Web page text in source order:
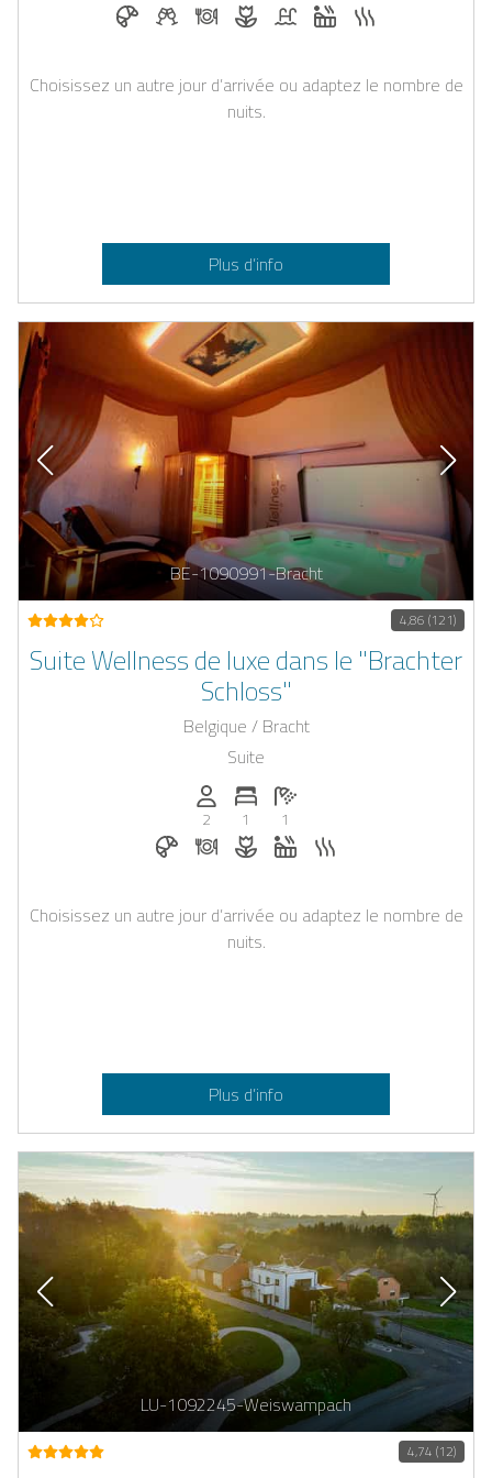
Choisissez un autre jour d’arrivée ou adaptez le nombre de
nuits.
Plus d’info
BE-1090991-Bracht
4,86 (121)
Suite Wellness de luxe dans le "Brachter
Schloss"
Belgique / Bracht
Suite
Personnes (max): 2
2
Nombre de chambres: 1
1
Nombre de salles de bain: 1
1
Petit-déjeuner réservable chez Casapilot
Dîner sur demande
Fleurs et décoration
Jacuzzi
Choisissez un autre jour d’arrivée ou adaptez le nombre de
nuits.
Plus d’info
LU-1092245-Weiswampach
4,74 (12)